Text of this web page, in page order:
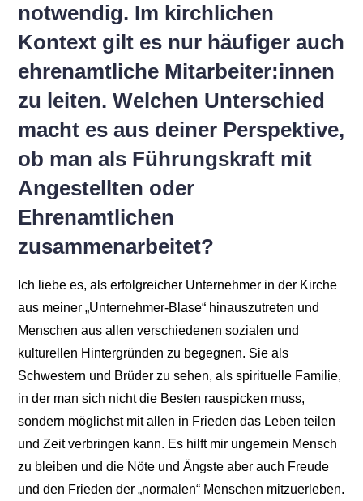
notwendig. Im kirchlichen
Kontext gilt es nur häufiger auch
ehrenamtliche Mitarbeiter:innen
zu leiten. Welchen Unterschied
macht es aus deiner Perspektive,
ob man als Führungskraft mit
Angestellten oder
Ehrenamtlichen
zusammenarbeitet?
Ich liebe es, als erfolgreicher Unternehmer in der Kirche
aus meiner „Unternehmer-Blase“ hinauszutreten und
Menschen aus allen verschiedenen sozialen und
kulturellen Hintergründen zu begegnen. Sie als
Schwestern und Brüder zu sehen, als spirituelle Familie,
in der man sich nicht die Besten rauspicken muss,
sondern möglichst mit allen in Frieden das Leben teilen
und Zeit verbringen kann. Es hilft mir ungemein Mensch
zu bleiben und die Nöte und Ängste aber auch Freude
und den Frieden der „normalen“ Menschen mitzuerleben.